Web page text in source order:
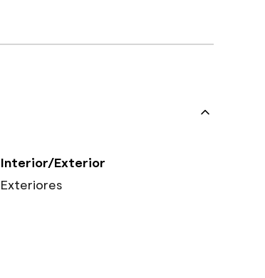
Interior/Exterior
Exteriores